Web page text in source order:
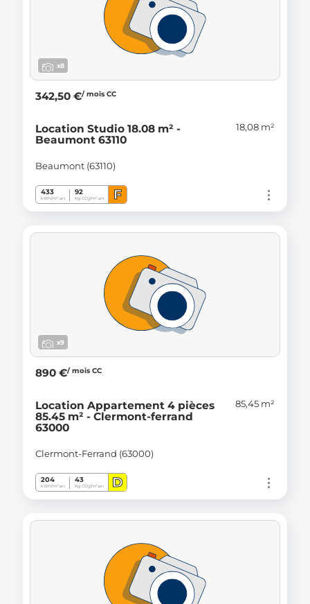
x8
342,50 €/ mois CC
Location Studio 18.08 m² -
Beaumont 63110
18,08 m²
Beaumont (63110)
433
kWh/m².an
92
Kg CO2/m².an F
x9
890 €/ mois CC
Location Appartement 4 pièces
85.45 m² - Clermont-ferrand
63000
85,45 m²
Clermont-Ferrand (63000)
204
kWh/m².an
43
Kg CO2/m².an D